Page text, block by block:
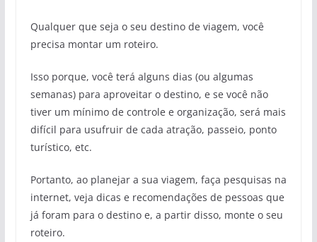
Qualquer que seja o seu destino de viagem, você
precisa montar um roteiro.
Isso porque, você terá alguns dias (ou algumas
semanas) para aproveitar o destino, e se você não
tiver um mínimo de controle e organização, será mais
difícil para usufruir de cada atração, passeio, ponto
turístico, etc.
Portanto, ao planejar a sua viagem, faça pesquisas na
internet, veja dicas e recomendações de pessoas que
já foram para o destino e, a partir disso, monte o seu
roteiro.